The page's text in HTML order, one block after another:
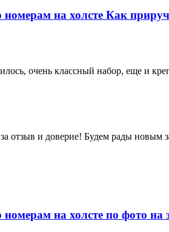
на холсте Как
очень классный набор, еще и
отзыв и доверие! Будем рады новым
на холсте по фото на